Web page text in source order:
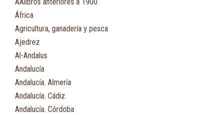
África
Agricultura, ganadería y pesca
Ajedrez
Al-Andalus
Andalucía
Andalucía. Almería
Andalucía. Cádiz
Andalucía. Córdoba